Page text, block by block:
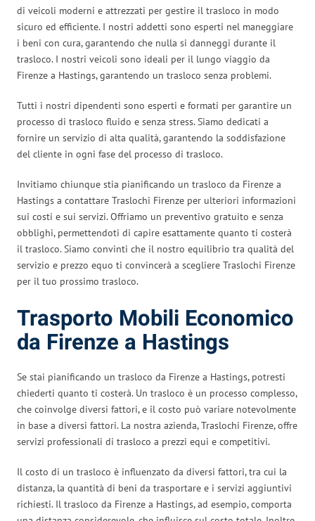
di veicoli moderni e attrezzati per gestire il trasloco in modo
sicuro ed efficiente. I nostri addetti sono esperti nel maneggiare
i beni con cura, garantendo che nulla si danneggi durante il
trasloco. I nostri veicoli sono ideali per il lungo viaggio da
Firenze a Hastings, garantendo un trasloco senza problemi.
Tutti i nostri dipendenti sono esperti e formati per garantire un
processo di trasloco fluido e senza stress. Siamo dedicati a
fornire un servizio di alta qualità, garantendo la soddisfazione
del cliente in ogni fase del processo di trasloco.
Invitiamo chiunque stia pianificando un trasloco da Firenze a
Hastings a contattare Traslochi Firenze per ulteriori informazioni
sui costi e sui servizi. Offriamo un preventivo gratuito e senza
obblighi, permettendoti di capire esattamente quanto ti costerà
il trasloco. Siamo convinti che il nostro equilibrio tra qualità del
servizio e prezzo equo ti convincerà a scegliere Traslochi Firenze
per il tuo prossimo trasloco.
Trasporto Mobili Economico
da Firenze a Hastings
Se stai pianificando un trasloco da Firenze a Hastings, potresti
chiederti quanto ti costerà. Un trasloco è un processo complesso,
che coinvolge diversi fattori, e il costo può variare notevolmente
in base a diversi fattori. La nostra azienda, Traslochi Firenze, offre
servizi professionali di trasloco a prezzi equi e competitivi.
Il costo di un trasloco è influenzato da diversi fattori, tra cui la
distanza, la quantità di beni da trasportare e i servizi aggiuntivi
richiesti. Il trasloco da Firenze a Hastings, ad esempio, comporta